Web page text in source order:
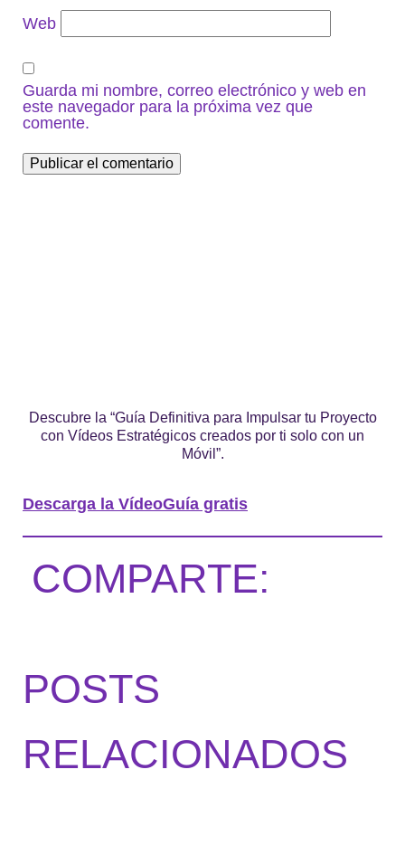
Web
Guarda mi nombre, correo electrónico y web en
este navegador para la próxima vez que
comente.
Descubre la “Guía Definitiva para Impulsar tu Proyecto
con Vídeos Estratégicos creados por ti solo con un
Móvil”.
Descarga la VídeoGuía gratis
COMPARTE:
POSTS
RELACIONADOS